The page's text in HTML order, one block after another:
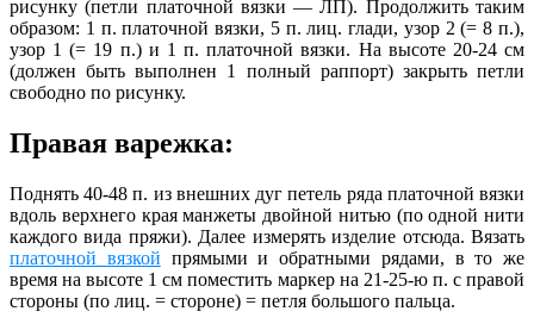
рисунку (петли платочной вязки — ЛП). Продолжить таким
образом: 1 п. платочной вязки, 5 п. лиц. глади, узор 2 (= 8 п.),
узор 1 (= 19 п.) и 1 п. платочной вязки. На высоте 20-24 см
(должен быть выполнен 1 полный раппорт) закрыть петли
свободно по рисунку.
Правая варежка:
Поднять 40-48 п. из внешних дуг петель ряда платочной вязки
вдоль верхнего края манжеты двойной нитью (по одной нити
каждого вида пряжи). Далее измерять изделие отсюда. Вязать
платочной вязкой прямыми и обратными рядами, в то же
время на высоте 1 см поместить маркер на 21-25-ю п. с правой
стороны (по лиц. = стороне) = петля большого пальца.